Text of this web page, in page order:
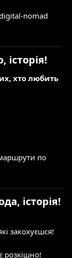
nomad
хто любить
по
історія!
закохуєшся!
розкішно!